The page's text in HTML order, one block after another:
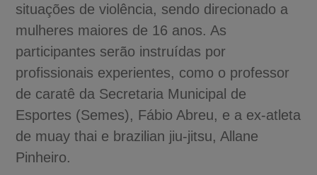
situações de violência, sendo direcionado a
mulheres maiores de 16 anos. As
participantes serão instruídas por
profissionais experientes, como o professor
de caratê da Secretaria Municipal de
Esportes (Semes), Fábio Abreu, e a ex-atleta
de muay thai e brazilian jiu-jitsu, Allane
Pinheiro.